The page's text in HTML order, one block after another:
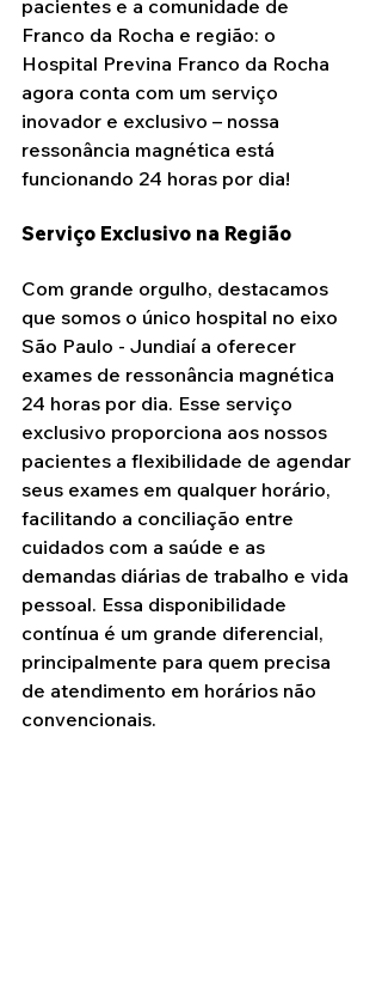
pacientes e a comunidade de
Franco da Rocha e região: o
Hospital Previna Franco da Rocha
agora conta com um serviço
inovador e exclusivo – nossa
ressonância magnética está
funcionando 24 horas por dia!
Serviço Exclusivo na Região
Com grande orgulho, destacamos
que somos o único hospital no eixo
São Paulo - Jundiaí a oferecer
exames de ressonância magnética
24 horas por dia. Esse serviço
exclusivo proporciona aos nossos
pacientes a flexibilidade de agendar
seus exames em qualquer horário,
facilitando a conciliação entre
cuidados com a saúde e as
demandas diárias de trabalho e vida
pessoal. Essa disponibilidade
contínua é um grande diferencial,
principalmente para quem precisa
de atendimento em horários não
convencionais.